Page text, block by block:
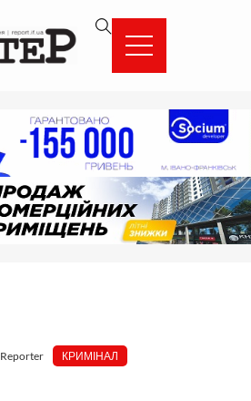
Reporter КРИМІНАЛ